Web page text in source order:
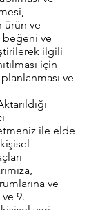
ürün ve
ve
ilgili
için
ve
ile elde
ve
9.